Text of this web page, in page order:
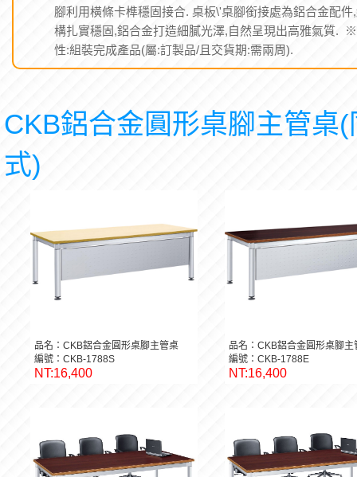
腳利用橫條卡榫穩固接合. 桌板\'桌腳銜接處為鋁合金配件
構扎實穩固,鋁合金打造細膩光澤,自然呈現出高雅氣質.
性:組裝完成產品(屬:訂製品/且交貨期:需兩周).
CKB鋁合金圓形桌腳主管桌(
式)
品名：CKB鋁合金圓形桌腳主管桌
編號：CKB-1788S
NT:16,400
品名：CKB鋁合金圓形桌腳主
編號：CKB-1788E
NT:16,400